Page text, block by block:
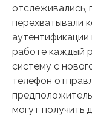
отслеживались,
перехватывали
работе каждый
систему с
телефон
могут получить